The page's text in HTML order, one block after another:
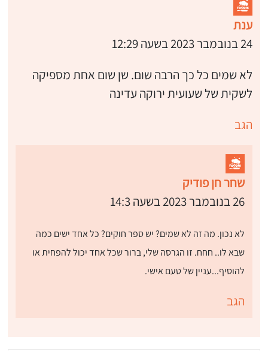
ענת
24 בנובמבר 2023 בשעה 12:29
לא שמים כל כך הרבה שום. שן שום אחת מספיקה
לשקית של שעועית ירוקה עדינה
הגב
שחר חן פודיק
26 בנובמבר 2023 בשעה 14:3
לא נכון. מה זה לא שמים? יש ספר חוקים? כל אחד ישים כמה
שבא לו.. חחח. זו הגרסה שלי, ברור שכל אחד יכול להפחית או
להוסיף...עניין של טעם אישי.
הגב